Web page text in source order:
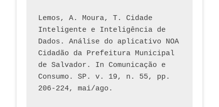
Lemos, A. Moura, T. Cidade
Inteligente e Inteligência de
Dados. Análise do aplicativo NOA
Cidadão da Prefeitura Municipal
de Salvador. In Comunicação e
Consumo. SP. v. 19, n. 55, pp.
206-224, mai/ago.